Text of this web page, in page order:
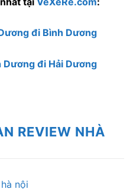
đi Bình Dương
đi Hải Dương
REVIEW NHÀ